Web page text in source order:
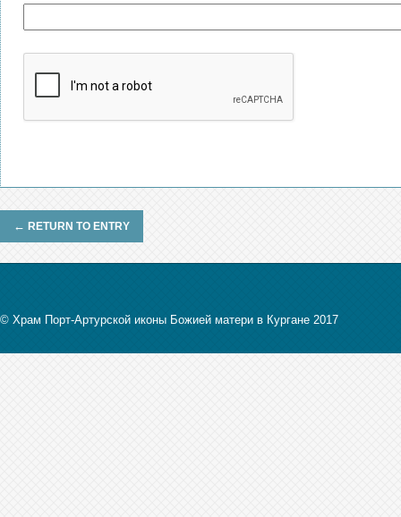
← RETURN TO ENTRY
© Храм Порт-Артурской иконы Божией матери в Кургане 2017